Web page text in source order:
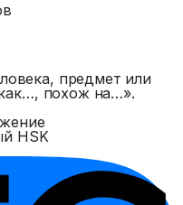
предмет или
похож на…».
HSK